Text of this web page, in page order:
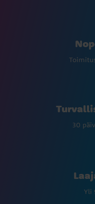
30
Yli